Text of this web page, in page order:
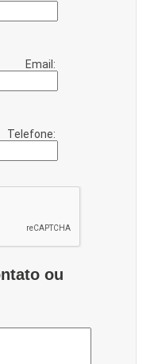
Email:
Telefone:
ou